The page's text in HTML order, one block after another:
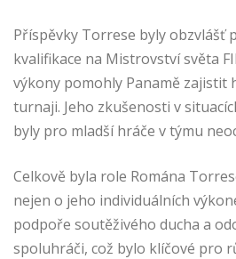
Příspěvky Torrese byly obzvlášť
kvalifikace na Mistrovství světa
výkony pomohly Panamě zajistit
turnaji. Jeho zkušenosti v
byly pro mladší hráče v týmu
Celkově byla role Romána
nejen o jeho individuálních
podpoře soutěživého ducha a
spoluhráči, což bylo klíčové pro